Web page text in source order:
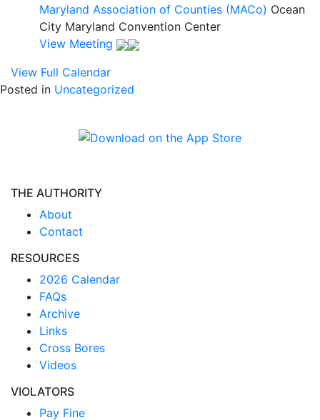
Maryland Association of Counties (MACo) Ocean
City Maryland Convention Center
View Meeting
View Full Calendar
Posted in Uncategorized
THE AUTHORITY
About
Contact
RESOURCES
2026 Calendar
FAQs
Archive
Links
Cross Bores
Videos
VIOLATORS
Pay Fine